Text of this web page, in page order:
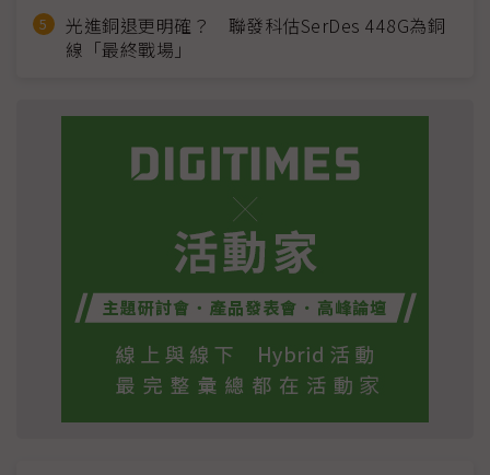
光進銅退更明確？ 聯發科估SerDes 448G為銅
線「最終戰場」